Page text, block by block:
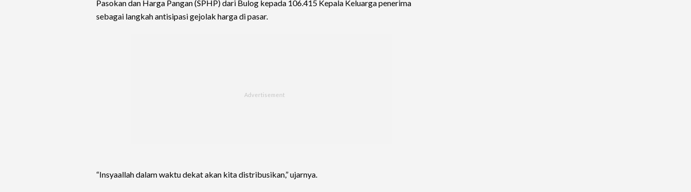
Pasokan dan Harga Pangan (SPHP) dari Bulog kepada 106.415 Kepala Keluarga penerima
sebagai langkah antisipasi gejolak harga di pasar.
“Insyaallah dalam waktu dekat akan kita distribusikan,” ujarnya.